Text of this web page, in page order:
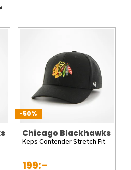
-50%
Chicago Blackhawks
Keps Contender Stretch Fit
199:-